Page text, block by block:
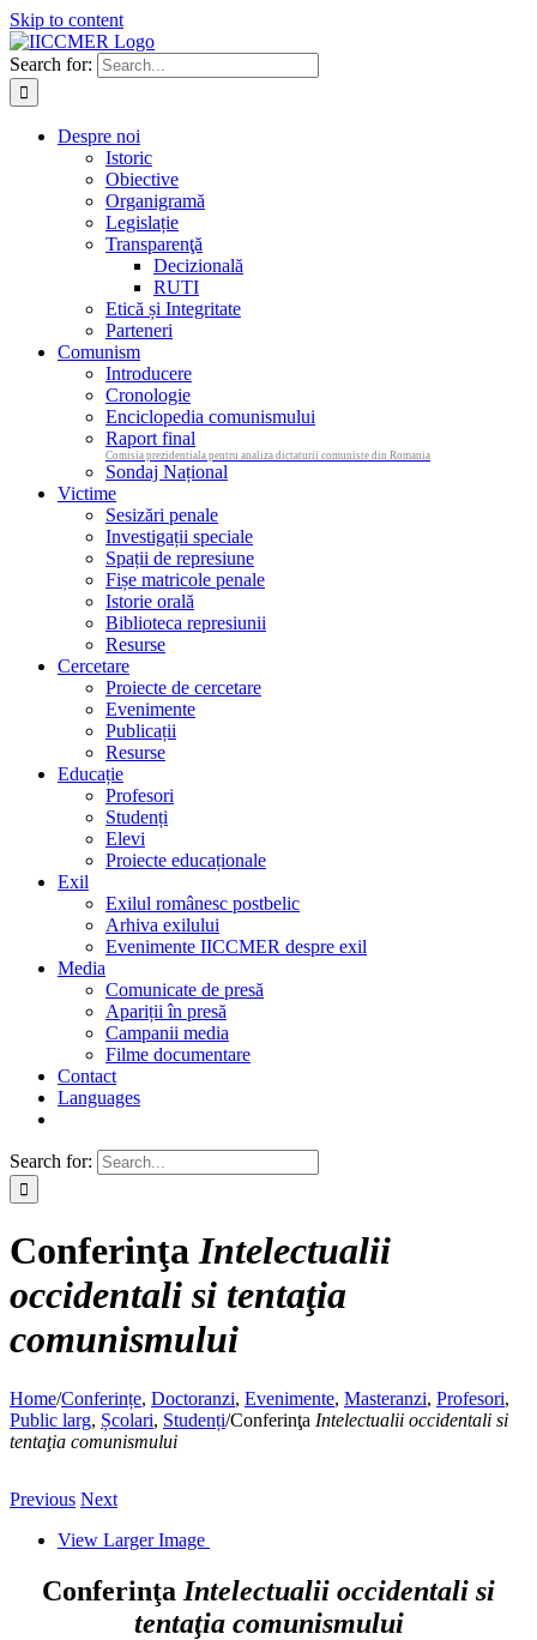
Skip to content
Search for:
Despre noi
Istoric
Obiective
Organigramă
Legislație
Transparenţă
Decizională
RUTI
Etică și Integritate
Parteneri
Comunism
Introducere
Cronologie
Enciclopedia comunismului
Raport final
Comisia prezidentiala pentru analiza dictaturii comuniste din Romania
Sondaj Național
Victime
Sesizări penale
Investigații speciale
Spații de represiune
Fișe matricole penale
Istorie orală
Biblioteca represiunii
Resurse
Cercetare
Proiecte de cercetare
Evenimente
Publicații
Resurse
Educație
Profesori
Studenți
Elevi
Proiecte educaționale
Exil
Exilul românesc postbelic
Arhiva exilului
Evenimente IICCMER despre exil
Media
Comunicate de presă
Apariții în presă
Campanii media
Filme documentare
Contact
Languages
Search for:
ConferinţaIntelectualii
occidentali si tentaţia
comunismului
Home/Conferințe, Doctoranzi, Evenimente, Masteranzi, Profesori,
Public larg, Școlari, Studenți/Conferinţa Intelectualii occidentali si
tentaţia comunismului
Previous Next
View Larger Image
Conferinţa Intelectualii occidentali si
tentaţia comunismului